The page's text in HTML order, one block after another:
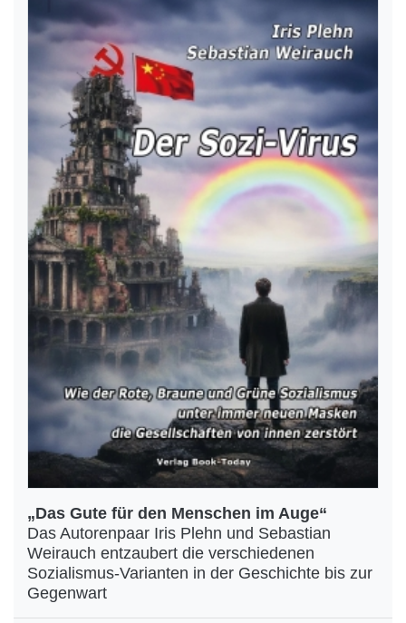
„Das Gute für den Menschen im Auge“
Das Autorenpaar Iris Plehn und Sebastian
Weirauch entzaubert die verschiedenen
Sozialismus-Varianten in der Geschichte bis zur
Gegenwart